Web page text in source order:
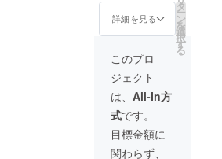
敏症：
MCS）
筋痛
症：
FM）の
3色から
おひと
つご選
択くだ
さい。
【啓発
１冊 〜
詳細〜
【啓発
リボン
マグ
ネッ
ト】 サ
イズ：
H 10cm
× W
20cm
色： 青
（慢性
（16
ｐ）100
冊
詳細を見る
タ
ー
ン
を
選
択
す
る
このプロ
ジェクト
は、 All-In方
式です。
目標金額に
関わらず、